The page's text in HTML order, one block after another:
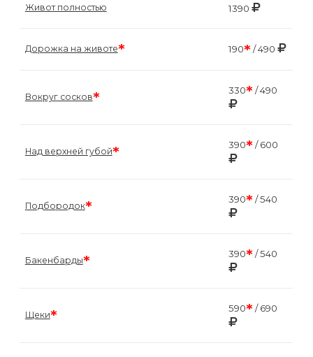
Живот полностью 1390
Дорожка на животе* 190*/ 490
Вокруг сосков* 330*/ 490
Над верхней губой* 390*/ 600
Подбородок* 390*/ 540
Бакенбарды* 390*/ 540
Щеки* 590*/ 690